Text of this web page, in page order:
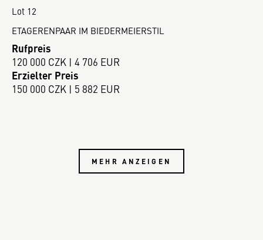
Lot 12
ETAGERENPAAR IM BIEDERMEIERSTIL
Rufpreis
120 000 CZK | 4 706 EUR
Erzielter Preis
150 000 CZK | 5 882 EUR
MEHR ANZEIGEN